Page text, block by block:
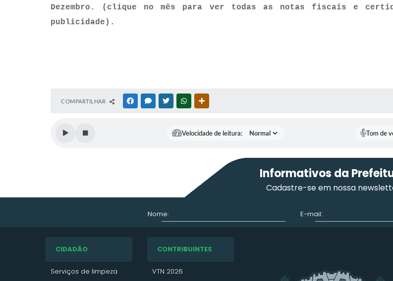
Dezembro. (clique no mês para ver todas as notas fiscais e
publicidade).
COMPARTILHAR FACEBOOKMESSENGER
TWITTERWHATSAPP
Velocidade de leitura: Tom de
Informativos da
Cadastre-se em nossa
Nome: E-mail:
CIDADÃO
Serviços de limpeza
CONTRIBUINTES
VTN 2026